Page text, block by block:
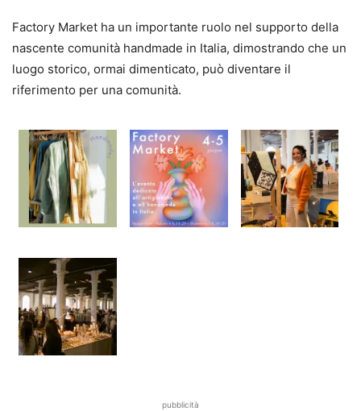
Factory Market ha un importante ruolo nel supporto della
nascente comunità handmade in Italia, dimostrando che un
luogo storico, ormai dimenticato, può diventare il
riferimento per una comunità.
pubblicità